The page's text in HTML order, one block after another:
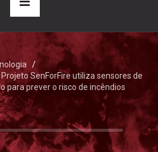
SenForFire utiliza sensores de
para prever o risco de incêndios